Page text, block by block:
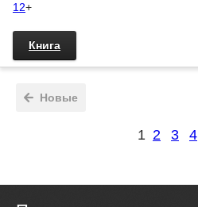
12+
Книга
Новые
1 2 3 4